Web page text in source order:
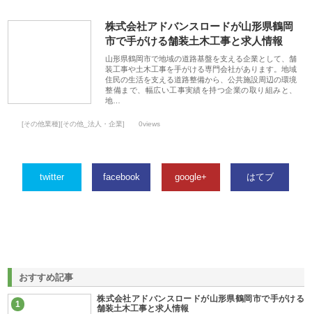
株式会社アドバンスロードが山形県鶴岡
市で手がける舗装土木工事と求人情報
山形県鶴岡市で地域の道路基盤を支える企業として、舗
装工事や土木工事を手がける専門会社があります。地域
住民の生活を支える道路整備から、公共施設周辺の環境
整備まで、幅広い工事実績を持つ企業の取り組みと、
地…
[その他業種][その他_法人・企業] 0views
twitter facebook google+ はてブ
おすすめ記事
1
株式会社アドバンスロードが山形県鶴岡市で手がける
舗装土木工事と求人情報